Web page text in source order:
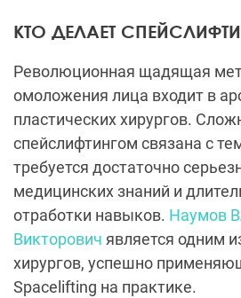
КТО ДЕЛАЕТ
Революционная щадящая
омоложения лица входит в
пластических хирургов.
спейслифтингом связана с
требуется достаточно
медицинских знаний и
отработки навыков. Наумов
Викторович является одним
хирургов, успешно
Spacelifting на практике.